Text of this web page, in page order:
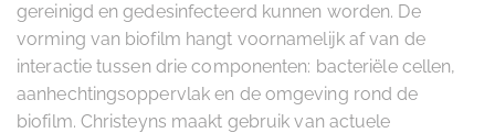
gereinigd en gedesinfecteerd kunnen worden. De
vorming van biofilm hangt voornamelijk af van de
interactie tussen drie componenten: bacteriële cellen,
aanhechtingsoppervlak en de omgeving rond de
biofilm. Christeyns maakt gebruik van actuele